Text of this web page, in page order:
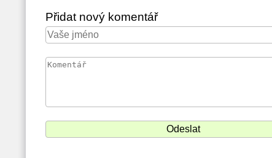
Přidat nový komentář